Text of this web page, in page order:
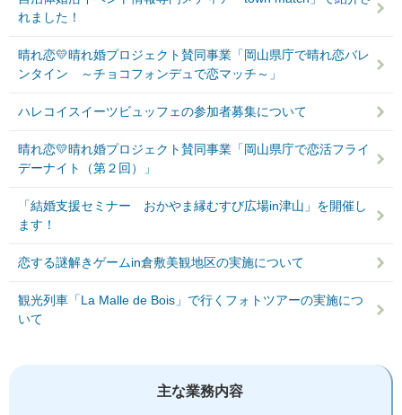
れました！
晴れ恋💛晴れ婚プロジェクト賛同事業「岡山県庁で晴れ恋バレ
ンタイン ～チョコフォンデュで恋マッチ～」
ハレコイスイーツビュッフェの参加者募集について
晴れ恋💛晴れ婚プロジェクト賛同事業「岡山県庁で恋活フライ
デーナイト（第２回）」
「結婚支援セミナー おかやま縁むすび広場in津山」を開催し
ます！
恋する謎解きゲームin倉敷美観地区の実施について
観光列車「La Malle de Bois」で行くフォトツアーの実施につ
いて
主な業務内容